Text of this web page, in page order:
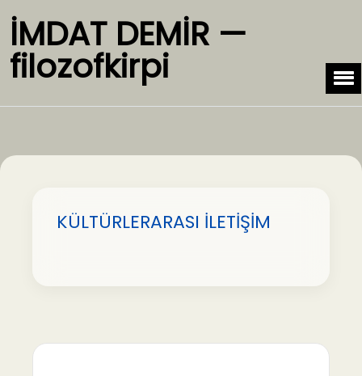
İMDAT DEMİR —
filozofkirpi
KÜLTÜRLERARASI İLETİŞİM